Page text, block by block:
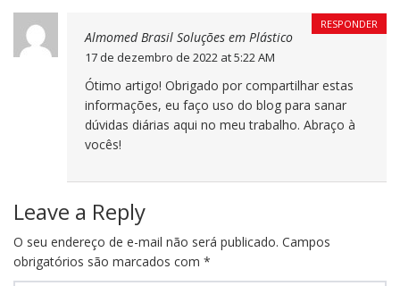
Almomed Brasil Soluções em Plástico
17 de dezembro de 2022 at 5:22 AM
Ótimo artigo! Obrigado por compartilhar estas
informações, eu faço uso do blog para sanar
dúvidas diárias aqui no meu trabalho. Abraço à
vocês!
RESPONDER
Leave a Reply
O seu endereço de e-mail não será publicado. Campos
obrigatórios são marcados com *